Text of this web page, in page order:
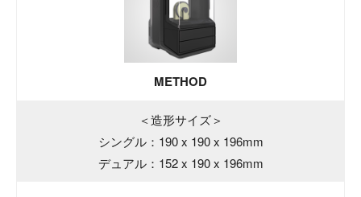
METHOD
＜造形サイズ＞
シングル：190 x 190 x 196mm
デュアル：152 x 190 x 196mm